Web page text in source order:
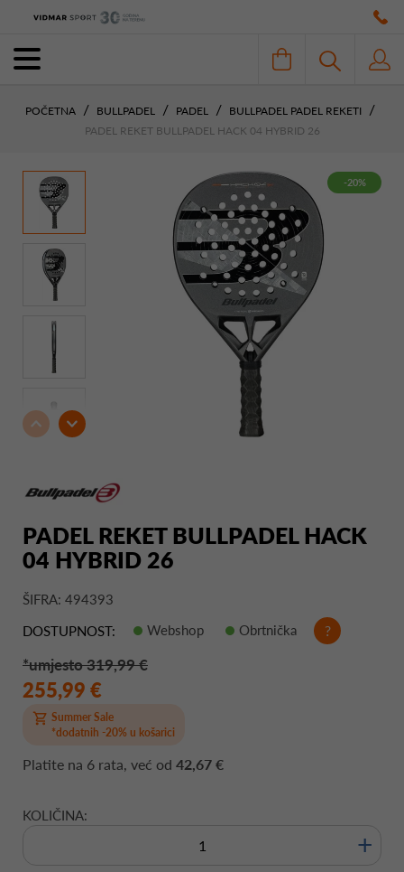
POČETNA BULLPADEL PADEL
BULLPADEL PADEL REKETI
PADEL REKET BULLPADEL HACK 04 HYBRID 26
-20%
PADEL REKET BULLPADEL HACK
04 HYBRID 26
ŠIFRA: 494393
DOSTUPNOST:
Webshop Obrtnička ?
*umjesto 319,99 €
255,99 €
Summer Sale
*dodatnih -20% u košarici
Platite na 6 rata, već od 42,67 €
KOLIČINA:
+